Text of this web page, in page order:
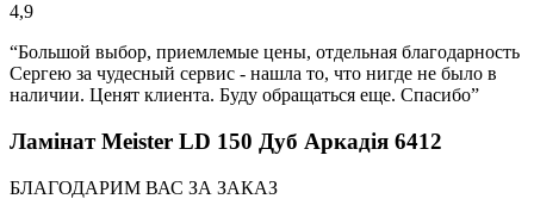
4,9
“Большой выбор, приемлемые цены, отдельная благодарность
Сергею за чудесный сервис - нашла то, что нигде не было в
наличии. Ценят клиента. Буду обращаться еще. Спасибо”
Ламінат Meister LD 150 Дуб Аркадія 6412
БЛАГОДАРИМ ВАС ЗА ЗАКАЗ